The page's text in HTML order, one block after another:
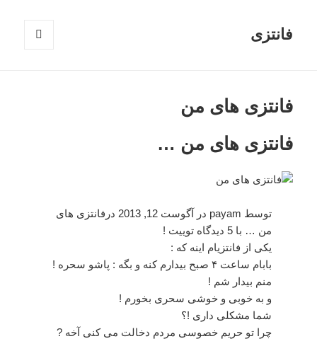
فانتزی
فانتزی های من
فانتزی های من …
توسط payam در آگوست 12, 2013 درفانتزی های
من … با 5 دیدگاه توییت !
یکی از فانتزیام اینه که :
بابام ساعت ۴ صبح بیدارم کنه و بگه : پاشو سحره !
منم بیدار شم !
و به خوبی و خوشی سحری بخورم !
شما مشکلی داری !؟
چرا تو حریم خصوسی مردم دخالت می کنی آخه ?